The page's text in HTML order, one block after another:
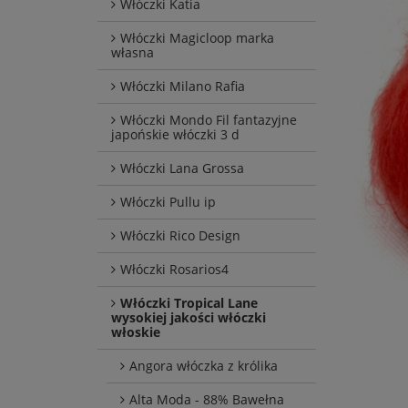
Włóczki Katia
Włóczki Magicloop marka
własna
Włóczki Milano Rafia
Włóczki Mondo Fil fantazyjne
japońskie włóczki 3 d
Włóczki Lana Grossa
Włóczki Pullu ip
Włóczki Rico Design
Włóczki Rosarios4
Włóczki Tropical Lane
wysokiej jakości włóczki
włoskie
Angora włóczka z królika
Alta Moda - 88% Bawełna